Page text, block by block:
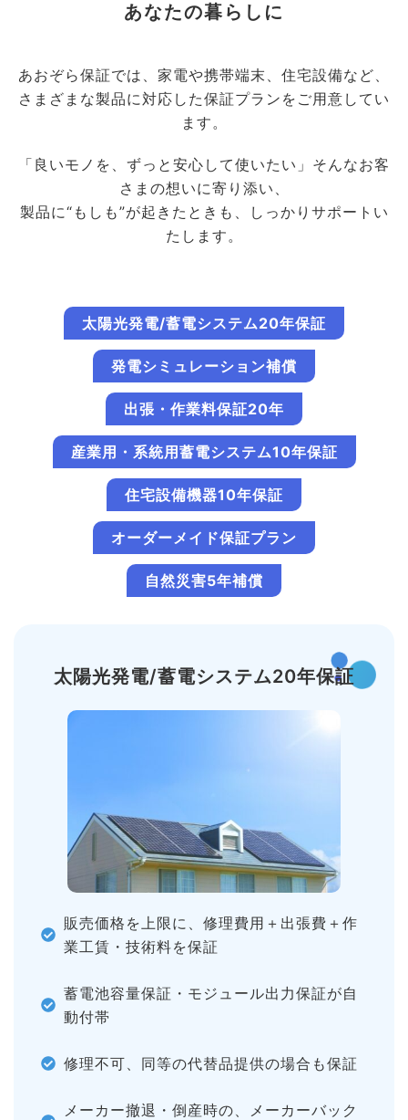
あなたの暮らしに
あおぞら保証では、家電や携帯端末、住宅設備など、
さまざまな製品に対応した保証プランをご用意してい
ます。
「良いモノを、ずっと安心して使いたい」そんなお客
さまの想いに寄り添い、
製品に“もしも”が起きたときも、しっかりサポートい
たします。
太陽光発電/蓄電システム20年保証
発電シミュレーション補償
出張・作業料保証20年
産業用・系統用蓄電システム10年保証
住宅設備機器10年保証
オーダーメイド保証プラン
自然災害5年補償
太陽光発電/蓄電システム20年保証
販売価格を上限に、修理費用＋出張費＋作
業工賃・技術料を保証
蓄電池容量保証・モジュール出力保証が自
動付帯
修理不可、同等の代替品提供の場合も保証
メーカー撤退・倒産時の、メーカーバック